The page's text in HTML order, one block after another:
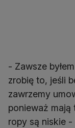
- Zawsze
zrobię to, jeśli
zawrzemy
ponieważ
ropy są niskie -